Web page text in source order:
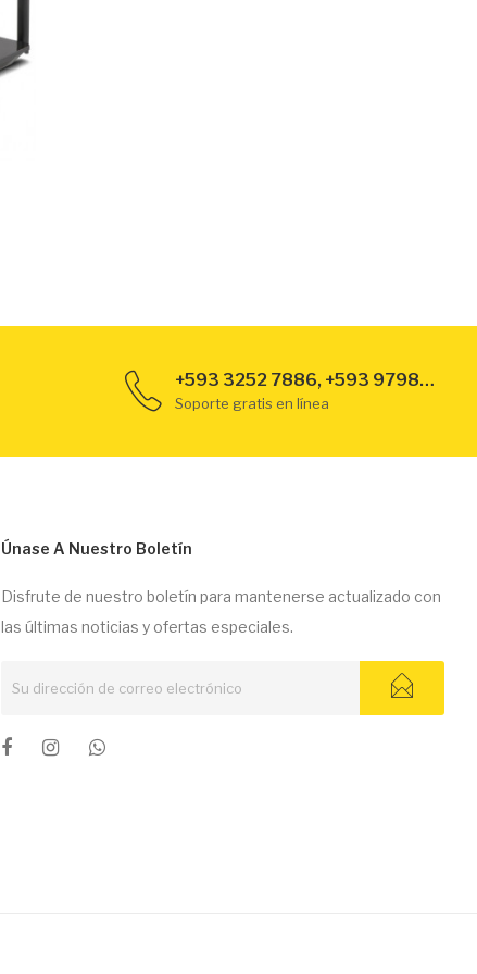
+593 3252 7886, +593 979889789
Soporte gratis en línea
Únase A Nuestro Boletín
Disfrute de nuestro boletín para mantenerse actualizado con
las últimas noticias y ofertas especiales.